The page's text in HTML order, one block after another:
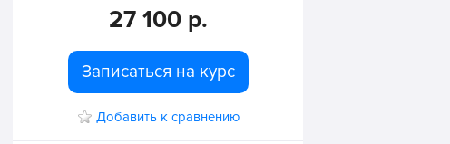
27 100 р.
Записаться на курс
Добавить к сравнению